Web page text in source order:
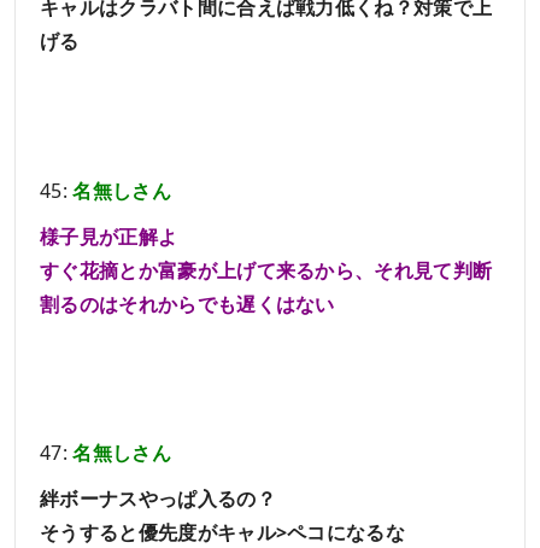
キャルはクラバト間に合えば戦力低くね？対策で上
げる
45:名無しさん
様子見が正解よ
すぐ花摘とか富豪が上げて来るから、それ見て判断
割るのはそれからでも遅くはない
47:名無しさん
絆ボーナスやっぱ入るの？
そうすると優先度がキャル>ペコになるな